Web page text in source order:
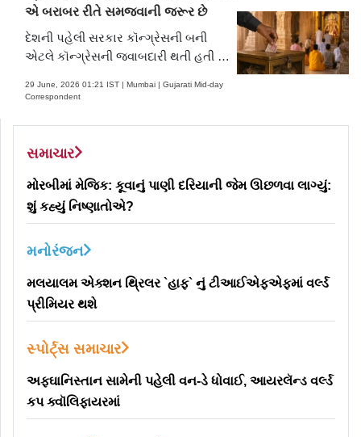
એ બરાબર રીતે સમજવાની જરૂર છે
દેશની પહેલી સરકાર કૉન્ગ્રેસની બની
એટલે કૉન્ગ્રેસની જવાબદારી થતી હતી કે
વધુ કડક અને આકરો બનાવે જેથી દેશમાં
થાય
29 June, 2026 01:21 IST | Mumbai | Gujarati Mid-day
Correspondent
સમાચાર
મોરબીમાં મેજિક: કૂવાનું પાણી દરિયાની જેમ ઊછળવા લાગ્યું:
શું કહ્યું નિષ્ણાતોએ?
મનોરંજન
મલયાલમ એક્શન થ્રિલર `હાફ` નું ટીઆઈએફએફમાં વર્લ્ડ
પ્રીમિયર થશે
સ્પોર્ટ્સ સમાચાર
અફઘાનિસ્તાન સામેની પહેલી વન-ડે ધોવાઈ, આયરલૅન્ડ વર્લ્ડ
કપ ક્વૉલિફાયરમાં